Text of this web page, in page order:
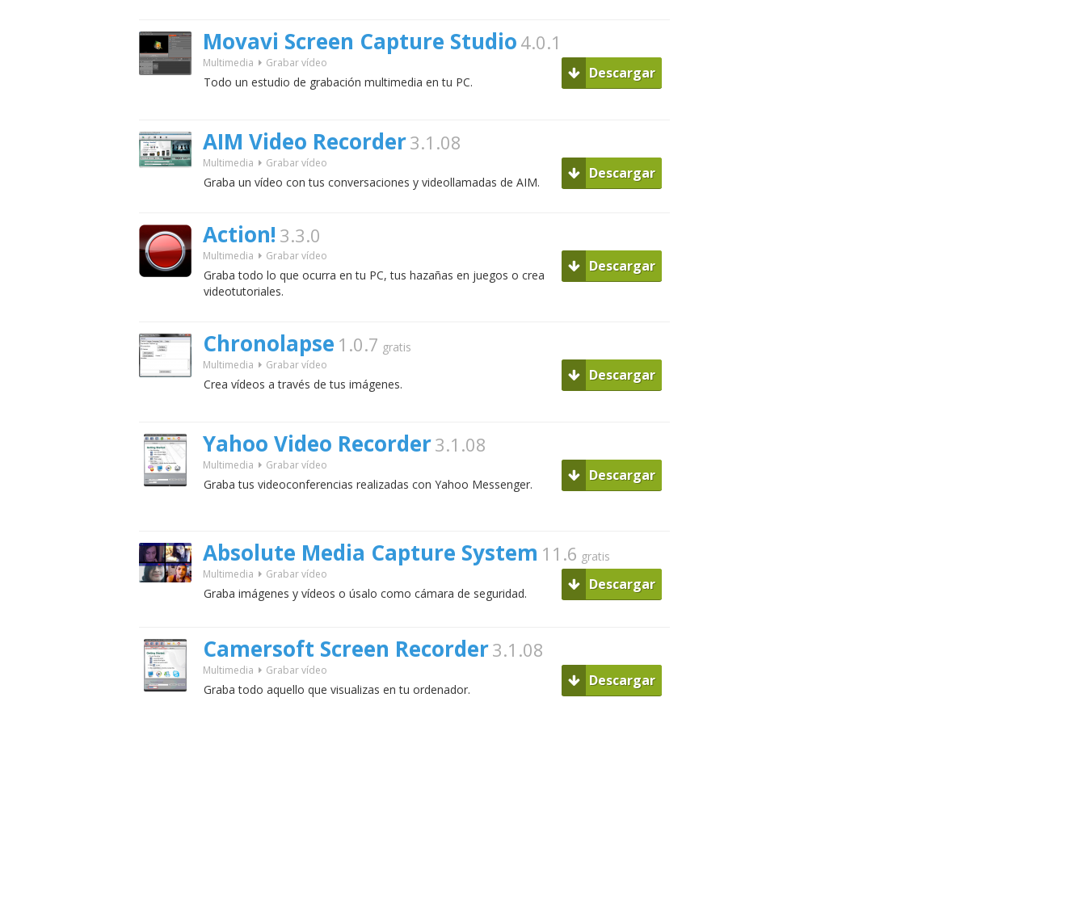
Movavi Screen Capture Studio 4.0.1
Multimedia Grabar vídeo
Todo un estudio de grabación multimedia en tu PC.
Descargar
AIM Video Recorder3.1.08
Multimedia Grabar vídeo
Graba un vídeo con tus conversaciones y videollamadas de AIM.
Descargar
Action! 3.3.0
Multimedia Grabar vídeo
Graba todo lo que ocurra en tu PC, tus hazañas en juegos o crea
videotutoriales.
Descargar
Chronolapse 1.0.7 gratis
Multimedia Grabar vídeo
Crea vídeos a través de tus imágenes.
Descargar
Yahoo Video Recorder3.1.08
Multimedia Grabar vídeo
Graba tus videoconferencias realizadas con Yahoo Messenger.
Descargar
Absolute Media Capture System 11.6 gratis
Multimedia Grabar vídeo
Graba imágenes y vídeos o úsalo como cámara de seguridad.
Descargar
Camersoft Screen Recorder3.1.08
Multimedia Grabar vídeo
Graba todo aquello que visualizas en tu ordenador.
Descargar